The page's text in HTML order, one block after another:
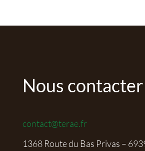
Nous contacter
contact@terae.fr
1368 Route du Bas Privas –